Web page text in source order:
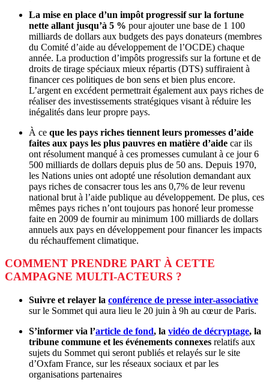
La mise en place d’un impôt progressif sur la fortune
nette allant jusqu’à 5 % pour ajouter une base de 1 100
milliards de dollars aux budgets des pays donateurs (membres
du Comité d’aide au développement de l’OCDE) chaque
année. La production d’impôts progressifs sur la fortune et de
droits de tirage spéciaux mieux répartis (DTS) suffiraient à
financer ces politiques de bon sens et bien plus encore.
L’argent en excédent permettrait également aux pays riches de
réaliser des investissements stratégiques visant à réduire les
inégalités dans leur propre pays.
À ce que les pays riches tiennent leurs promesses d’aide
faites aux pays les plus pauvres en matière d’aide car ils
ont résolument manqué à ces promesses cumulant à ce jour 6
500 milliards de dollars depuis plus de 50 ans. Depuis 1970,
les Nations unies ont adopté une résolution demandant aux
pays riches de consacrer tous les ans 0,7% de leur revenu
national brut à l’aide publique au développement. De plus, ces
mêmes pays riches n’ont toujours pas honoré leur promesse
faite en 2009 de fournir au minimum 100 milliards de dollars
annuels aux pays en développement pour financer les impacts
du réchauffement climatique.
COMMENT PRENDRE PART À CETTE
CAMPAGNE MULTI-ACTEURS ?
Suivre et relayer la conférence de presse inter-associative
sur le Sommet qui aura lieu le 20 juin à 9h au cœur de Paris.
S’informer via l’article de fond, la vidéo de décryptage, la
tribune commune et les événements connexes relatifs aux
sujets du Sommet qui seront publiés et relayés sur le site
d’Oxfam France, sur les réseaux sociaux et par les
organisations partenaires